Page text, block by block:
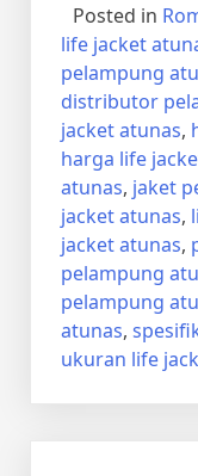
Posted in
life jacket
pelampung
distributor
jacket atunas,
harga life
atunas, jaket
jacket atunas,
jacket atunas,
pelampung
pelampung
atunas,
ukuran life